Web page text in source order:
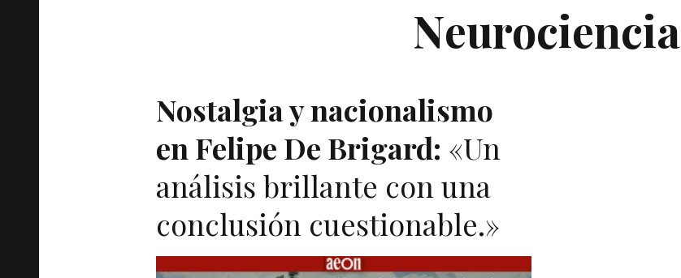
Neurociencia
Nostalgia y nacionalismo
en Felipe De Brigard: «Un
análisis brillante con una
conclusión cuestionable.»